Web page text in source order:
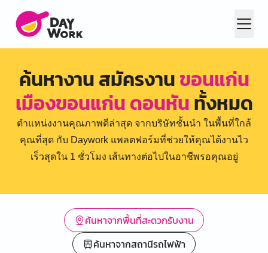
ค้นหางาน สมัครงานขอนแก่น
เมืองขอนแก่น ดอนหันทั้งหมด
ตำแหน่งงานคุณภาพดีล่าสุด จากบริษัทชั้นนำ ในพื้นที่ใกล้
คุณที่สุด กับ Daywork แพลตฟอร์มที่ช่วยให้คุณได้งานไว
เร็วสุดใน 1 ชั่วโมง เส้นทางต่อไปในอาชีพรอคุณอยู่
ค้นหาจากพื้นที่สะดวกรับงาน
ค้นหาจากสถานีรถไฟฟ้า